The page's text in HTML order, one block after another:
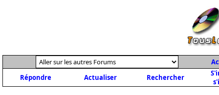
Répondre
Actualiser Rechercher